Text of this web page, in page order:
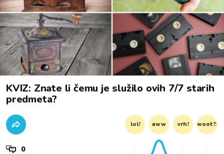
KVIZ: Znate li čemu je služilo ovih 7/7 starih
predmeta?
lol! aww vrh! woot?!
0